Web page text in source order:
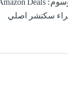
Deals
سكتشر اصلي